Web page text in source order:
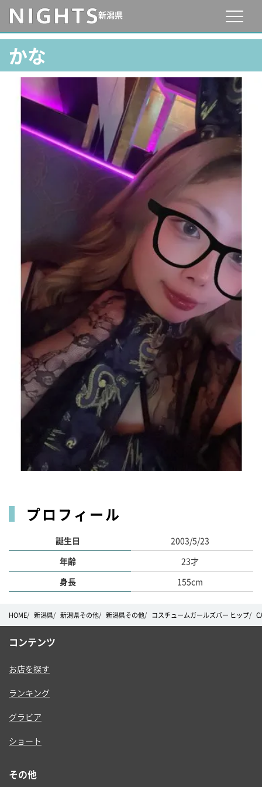
新潟県
かな
プロフィール
誕生日
2003/5/23
年齢
23才
身長
155cm
HOME 新潟県 新潟県その他 新潟県その他 コスチュームガールズバー ヒップ
コンテンツ
お店を探す
ランキング
グラビア
ショート
その他